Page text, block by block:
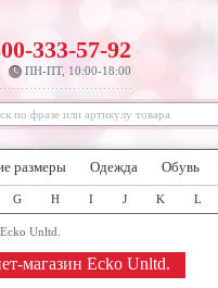
333-57-92
ПН-ПТ, 10:00-18:00
размеры Одежда Обувь
G H I J K L
Ecko Unltd.
магазин Ecko Unltd.